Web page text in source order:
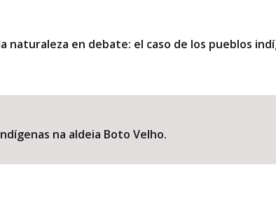
naturaleza en debate: el caso de los pueblos
na aldeia Boto Velho.